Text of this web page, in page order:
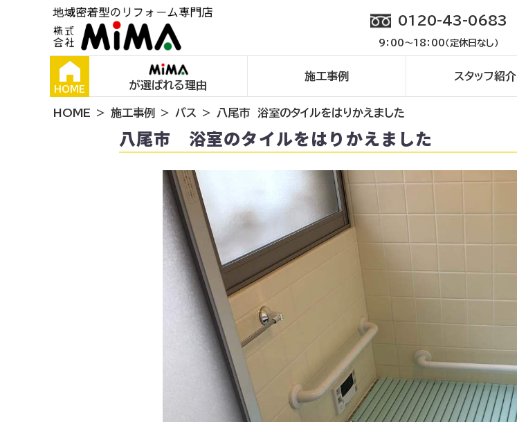
0120-43-0683
9：00～18：00（定休日なし）
HOME が選ばれる理由
施工事例 スタッフ紹介
HOME 施工事例 バス 八尾市 浴室のタイルをはりかえました
八尾市 浴室のタイルをはりかえました